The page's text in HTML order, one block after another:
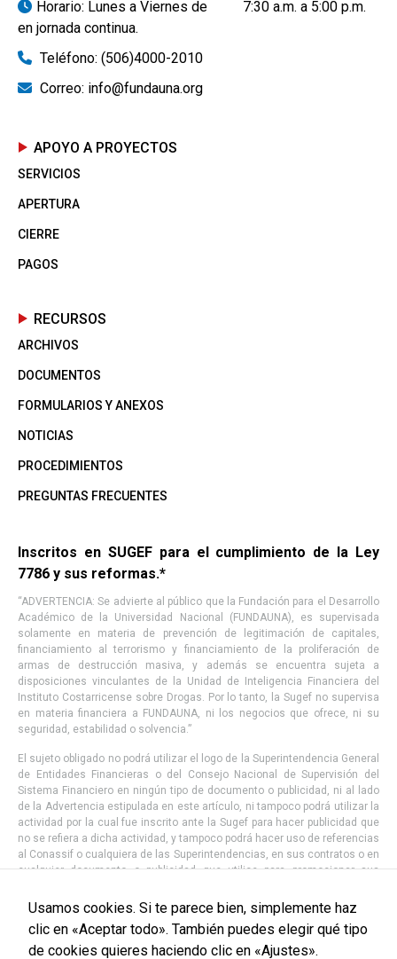
Horario: Lunes a Viernes de 7:30 a.m. a 5:00 p.m.
en jornada continua.
Teléfono: (506)4000-2010
Correo: info@fundauna.org
APOYO A PROYECTOS
SERVICIOS
APERTURA
CIERRE
PAGOS
RECURSOS
ARCHIVOS
DOCUMENTOS
FORMULARIOS Y ANEXOS
NOTICIAS
PROCEDIMIENTOS
PREGUNTAS FRECUENTES
Inscritos en SUGEF para el cumplimiento de la Ley
7786 y sus reformas.*
“ADVERTENCIA: Se advierte al público que la Fundación para el Desarrollo
Académico de la Universidad Nacional (FUNDAUNA), es supervisada
solamente en materia de prevención de legitimación de capitales,
financiamiento al terrorismo y financiamiento de la proliferación de
armas de destrucción masiva, y además se encuentra sujeta a
disposiciones vinculantes de la Unidad de Inteligencia Financiera del
Instituto Costarricense sobre Drogas. Por lo tanto, la Sugef no supervisa
en materia financiera a FUNDAUNA, ni los negocios que ofrece, ni su
seguridad, estabilidad o solvencia.”
El sujeto obligado no podrá utilizar el logo de la Superintendencia General
de Entidades Financieras o del Consejo Nacional de Supervisión del
Sistema Financiero en ningún tipo de documento o publicidad, ni al lado
de la Advertencia estipulada en este artículo, ni tampoco podrá utilizar la
actividad por la cual fue inscrito ante la Sugef para hacer publicidad que
no se refiera a dicha actividad, y tampoco podrá hacer uso de referencias
al Conassif o cualquiera de las Superintendencias, en sus contratos o en
cualquier documento o publicidad que utilice para promocionar sus
labores habituales de supervisión, velará porque el sujeto inscrito en su
publicidad haga uso correcto de la referencia de inscripción, de acuerdo
con lo establecido en el Reglamento sobre divulgación de información y
publicidad de productos y servicios financieros.
Usamos cookies. Si te parece bien, simplemente haz
clic en «Aceptar todo». También puedes elegir qué tipo
de cookies quieres haciendo clic en «Ajustes».